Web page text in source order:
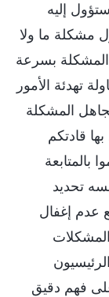
إليه
مشكلة ما ولا
بسرعة
تهدئة الأمور
المشكلة
قادتكم
بالمتابعة
تحديد
عدم إغفال
المشكلات
فهم دقيق